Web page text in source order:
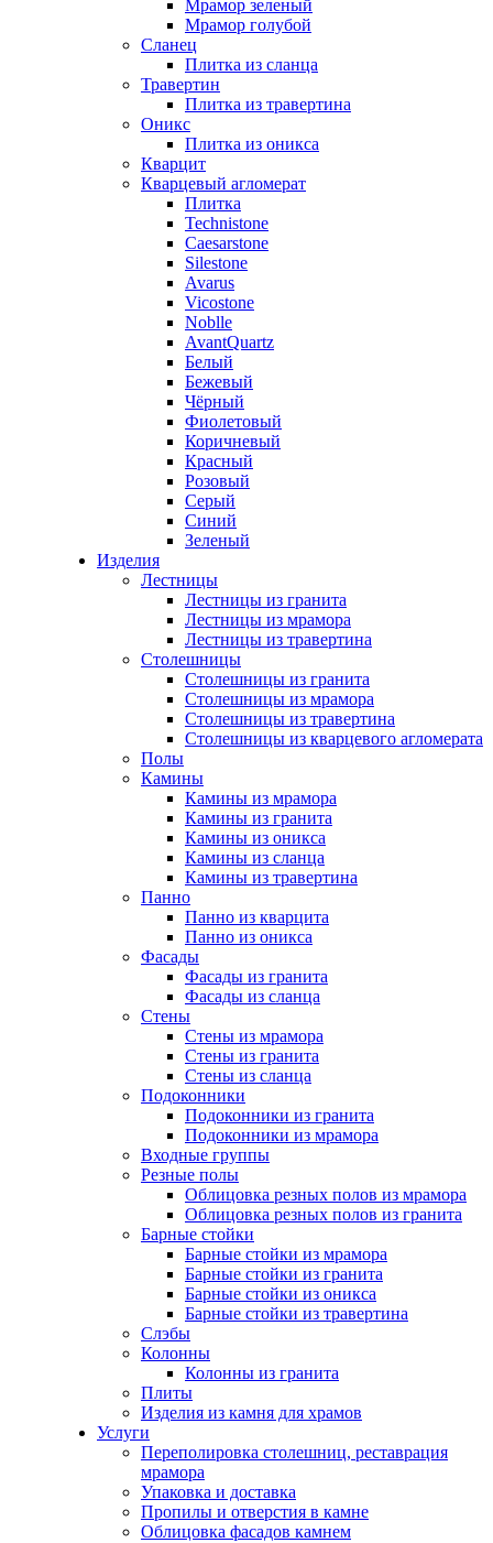
Мрамор зеленый
Мрамор голубой
Сланец
Плитка из сланца
Травертин
Плитка из травертина
Оникс
Плитка из оникса
Кварцит
Кварцевый агломерат
Плитка
Technistone
Caesarstone
Silestone
Avarus
Vicostone
Noblle
AvantQuartz
Белый
Бежевый
Чёрный
Фиолетовый
Коричневый
Красный
Розовый
Серый
Синий
Зеленый
Изделия
Лестницы
Лестницы из гранита
Лестницы из мрамора
Лестницы из травертина
Столешницы
Столешницы из гранита
Столешницы из мрамора
Столешницы из травертина
Столешницы из кварцевого агломерата
Полы
Камины
Камины из мрамора
Камины из гранита
Камины из оникса
Камины из сланца
Камины из травертина
Панно
Панно из кварцита
Панно из оникса
Фасады
Фасады из гранита
Фасады из сланца
Стены
Стены из мрамора
Стены из гранита
Стены из сланца
Подоконники
Подоконники из гранита
Подоконники из мрамора
Входные группы
Резные полы
Облицовка резных полов из мрамора
Облицовка резных полов из гранита
Барные стойки
Барные стойки из мрамора
Барные стойки из гранита
Барные стойки из оникса
Барные стойки из травертина
Слэбы
Колонны
Колонны из гранита
Плиты
Изделия из камня для храмов
Услуги
Переполировка столешниц, реставрация
мрамора
Упаковка и доставка
Пропилы и отверстия в камне
Облицовка фасадов камнем